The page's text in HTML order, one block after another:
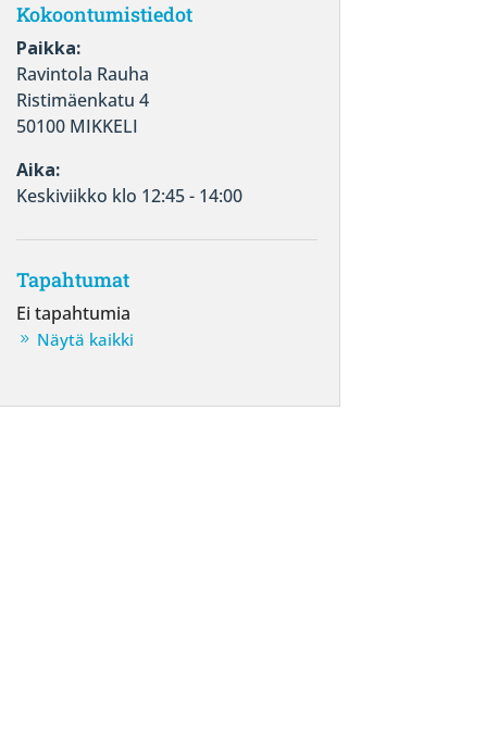
Kokoontumistiedot
Paikka:
Ravintola Rauha
Ristimäenkatu 4
50100 MIKKELI
Aika:
Keskiviikko klo 12:45 - 14:00
Tapahtumat
Ei tapahtumia
Näytä kaikki